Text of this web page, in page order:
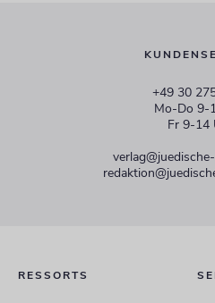
+49 30
Mo-Do 9-
Fr 9-14
RESSORTS